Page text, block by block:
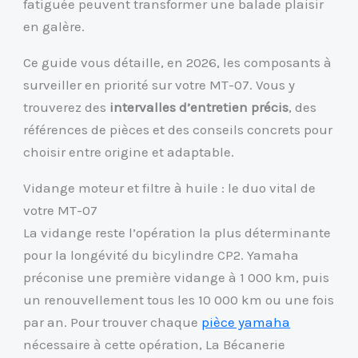
fatiguée peuvent transformer une balade plaisir
en galère.
Ce guide vous détaille, en 2026, les composants à
surveiller en priorité sur votre MT-07. Vous y
trouverez des intervalles d’entretien précis, des
références de pièces et des conseils concrets pour
choisir entre origine et adaptable.
Vidange moteur et filtre à huile : le duo vital de
votre MT-07
La vidange reste l’opération la plus déterminante
pour la longévité du bicylindre CP2. Yamaha
préconise une première vidange à 1 000 km, puis
un renouvellement tous les 10 000 km ou une fois
par an. Pour trouver chaque pièce yamaha
nécessaire à cette opération, La Bécanerie